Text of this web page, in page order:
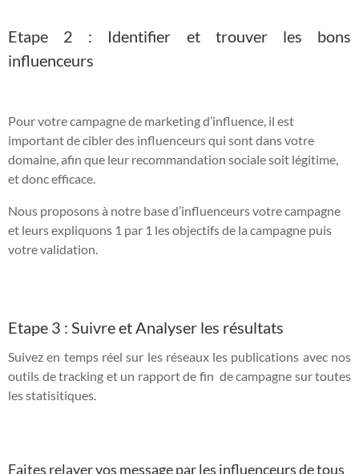
Etape 2 : Identifier et trouver les bons
influenceurs
Pour votre campagne de marketing d’influence, il est
important de cibler des influenceurs qui sont dans votre
domaine, afin que leur recommandation sociale soit légitime,
et donc efficace.
Nous proposons à notre base d’influenceurs votre campagne
et leurs expliquons 1 par 1 les objectifs de la campagne puis
votre validation.
Etape 3 : Suivre et Analyser les résultats
Suivez en temps réel sur les réseaux les publications avec nos
outils de tracking et un rapport de fin de campagne sur toutes
les statisitiques.
Faites relayer vos message par les influenceurs de tous